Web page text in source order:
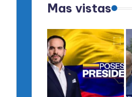
Mas vistas